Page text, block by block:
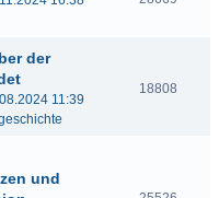
der
11:39
18808
und